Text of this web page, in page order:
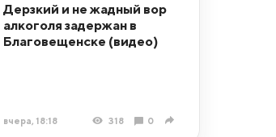
Дерзкий и не жадный вор
алкоголя задержан в
Благовещенске (видео)
вчера, 18:18 318 0